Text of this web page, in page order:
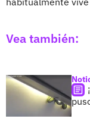
Vea también: